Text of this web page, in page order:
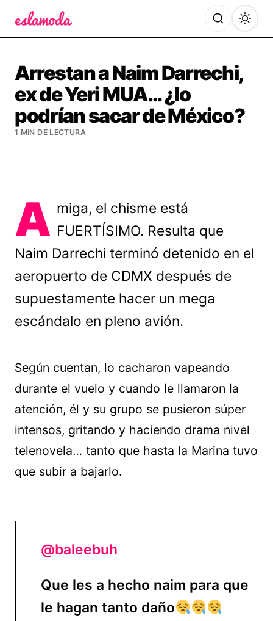
Arrestan a Naim Darrechi,
ex de Yeri MUA… ¿lo
podrían sacar de México?
1 MIN DE LECTURA
A miga, el chisme está
FUERTÍSIMO. Resulta que
Naim Darrechi terminó detenido en el
aeropuerto de CDMX después de
supuestamente hacer un mega
escándalo en pleno avión.
Según cuentan, lo cacharon vapeando
durante el vuelo y cuando le llamaron la
atención, él y su grupo se pusieron súper
intensos, gritando y haciendo drama nivel
telenovela… tanto que hasta la Marina tuvo
que subir a bajarlo.
@baleebuh
Que les a hecho naim para que
le hagan tanto daño